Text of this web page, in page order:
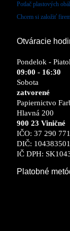
Potlač plastových
Chcem si založiť
Otváracie
Pondelok -
09:00 - 16:30
Sobota
zatvorené
Papiernictvo
Hlavná 200
900 23 Viničné
IČO: 37 290 771
DIČ:
IČ DPH:
Platobné